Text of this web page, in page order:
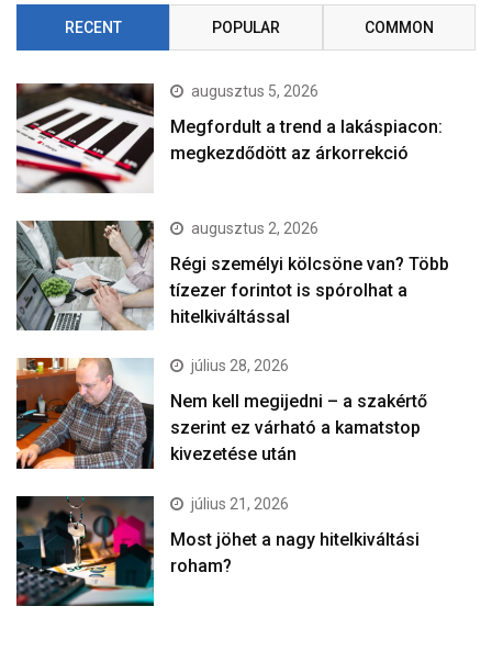
RECENT POPULAR COMMON
augusztus 5, 2026
Megfordult a trend a lakáspiacon:
megkezdődött az árkorrekció
augusztus 2, 2026
Régi személyi kölcsöne van? Több
tízezer forintot is spórolhat a
hitelkiváltással
július 28, 2026
Nem kell megijedni – a szakértő
szerint ez várható a kamatstop
kivezetése után
július 21, 2026
Most jöhet a nagy hitelkiváltási
roham?